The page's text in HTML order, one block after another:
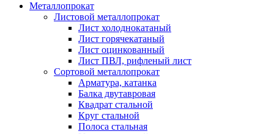
Металлопрокат
Листовой металлопрокат
Лист холоднокатаный
Лист горячекатаный
Лист оцинкованный
Лист ПВЛ, рифленый лист
Сортовой металлопрокат
Арматура, катанка
Балка двутавровая
Квадрат стальной
Круг стальной
Полоса стальная